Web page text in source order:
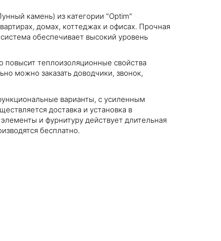
камень) из категории "Optim"
домах, коттеджах и офисах. Прочная
обеспечивает высокий уровень
теплоизоляционные свойства
можно заказать доводчики, звонок,
варианты, с усиленным
доставка и установка в
и фурнитуру действует длительная
бесплатно.